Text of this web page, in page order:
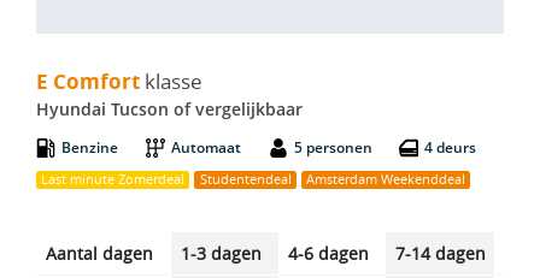
E Comfort klasse
Hyundai Tucson of vergelijkbaar
Benzine Automaat 5 personen 4 deurs
Last minute Zomerdeal Studentendeal Amsterdam Weekenddeal
Aantal dagen 1-3 dagen 4-6 dagen 7-14 dagen